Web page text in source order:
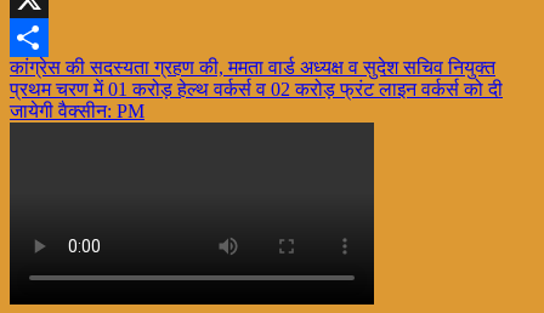
X
Share
Post
navigation
कांग्रेस की सदस्यता ग्रहण की, ममता वार्ड अध्यक्ष व सुदेश सचिव नियुक्त
प्रथम चरण में 01 करोड़ हेल्थ वर्कर्स व 02 करोड़ फ्रंट लाइन वर्कर्स को दी
जायेगी वैक्सीन: PM